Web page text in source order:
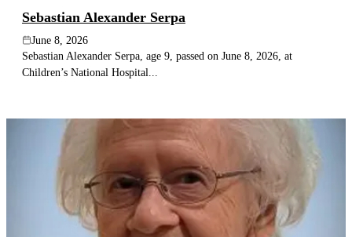
Sebastian Alexander Serpa
June 8, 2026
Sebastian Alexander Serpa, age 9, passed on June 8, 2026, at
Children’s National Hospital...